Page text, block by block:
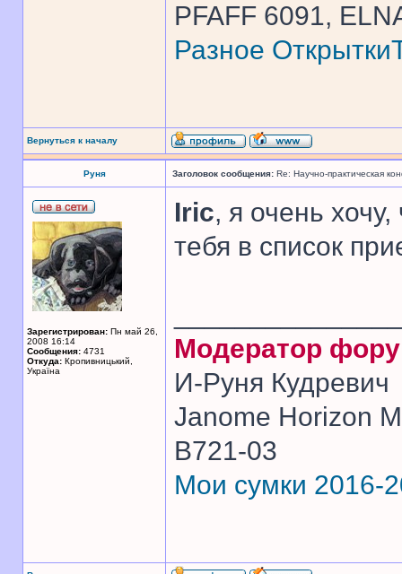
PFAFF 6091,
Разное Открытки
Вернуться к началу
Руня Заголовок сообщения: Re: Научно-практическая
Зарегистрирован: Пн май 26,
2008 16:14
Сообщения: 4731
Откуда: Кропивницький,
Україна
Iric, я очень
тебя в список
Модератор
И-Руня Кудревич
Janome Horizon
B721-03
Мои сумки 2016-